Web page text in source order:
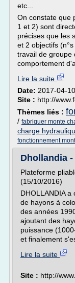
etc...
On constate que
1 et 2) sont
précises que les
et 2 objectifs
travail de groupe
comportement
Lire la suite
Date: 2017-04-
Site : http://
Thèmes liés :
/ fabriquer monte
charge
fonctionnement
Dhollandia
Plateforme
(15/10/2016)
DHOLLANDIA
de hayons à
des années
ajoutant des
puissance
et finalement
Lire la suite
Site : http://